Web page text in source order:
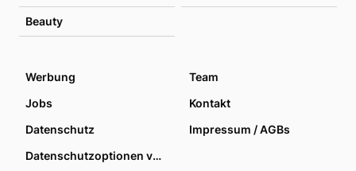
Beauty
Werbung
Team
Jobs
Kontakt
Datenschutz
Impressum / AGBs
Datenschutzoptionen verwalten